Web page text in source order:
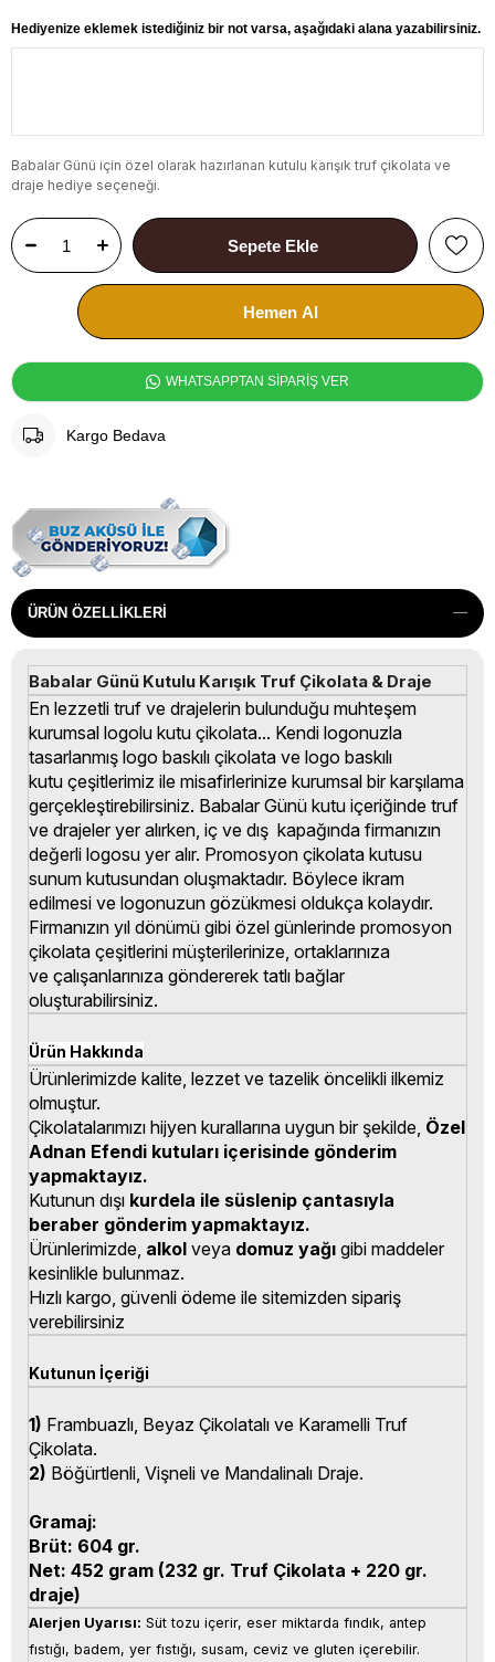
Hediyenize eklemek istediğiniz bir not varsa, aşağıdaki alana yazabilirsiniz.
Babalar Günü için özel olarak hazırlanan kutulu karışık truf çikolata ve
draje hediye seçeneği.
WHATSAPPTAN SİPARİŞ VER
Kargo Bedava
ÜRÜN ÖZELLIKLERI
Babalar Günü Kutulu Karışık Truf Çikolata & Draje
En lezzetli truf ve drajelerin bulunduğu muhteşem
kurumsal logolu kutu çikolata... Kendi logonuzla
tasarlanmış logo baskılı çikolata ve logo baskılı
kutu çeşitlerimiz ile misafirlerinize kurumsal bir karşılama
gerçekleştirebilirsiniz. Babalar Günü kutu içeriğinde truf
ve drajeler yer alırken, iç ve dış kapağında firmanızın
değerli logosu yer alır. Promosyon çikolata kutusu
sunum kutusundan oluşmaktadır. Böylece ikram
edilmesi ve logonuzun gözükmesi oldukça kolaydır.
Firmanızın yıl dönümü gibi özel günlerinde promosyon
çikolata çeşitlerini müşterilerinize, ortaklarınıza
ve çalışanlarınıza göndererek tatlı bağlar
oluşturabilirsiniz.
Ürün Hakkında
Ürünlerimizde kalite, lezzet ve tazelik öncelikli ilkemiz
olmuştur.
Çikolatalarımızı hijyen kurallarına uygun bir şekilde, Özel
Adnan Efendi kutuları içerisinde gönderim
yapmaktayız.
Kutunun dışı kurdela ile süslenip çantasıyla
beraber gönderim yapmaktayız.
Ürünlerimizde, alkol veya domuz yağı gibi maddeler
kesinlikle bulunmaz.
Hızlı kargo, güvenli ödeme ile sitemizden sipariş
verebilirsiniz
Kutunun İçeriği
1) Frambuazlı, Beyaz Çikolatalı ve Karamelli Truf
Çikolata.
2) Böğürtlenli, Vişneli ve Mandalinalı Draje.
Gramaj:
Brüt: 604 gr.
Net: 452 gram (232 gr. Truf Çikolata + 220 gr.
draje)
Alerjen Uyarısı: Süt tozu içerir, eser miktarda fındık, antep
fıstığı, badem, yer fıstığı, susam, ceviz ve gluten içerebilir.